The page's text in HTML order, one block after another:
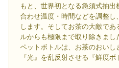
もと、世界初となる急須式抽
合わせ温度・時間などを調整し
します。そしてお茶の大敵で
ルからも極限まで取り除きまし
ペットボトルは、お茶のおいし
『光』を乱反射させる『鮮度ボ